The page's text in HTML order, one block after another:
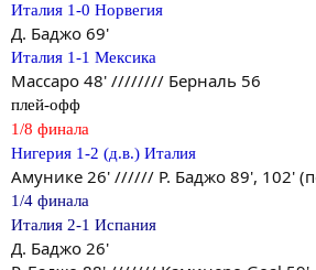
Италия 1-0 Норвегия
Д. Баджо 69'
Италия 1-1 Мексика
Массаро 48' //////// Берналь 56
плей-офф
1/8 финала
Нигерия 1-2 (д.в.) Италия
Амунике 26' ////// Р. Баджо 89', 102'
1/4 финала
Италия 2-1 Испания
Д. Баджо 26'